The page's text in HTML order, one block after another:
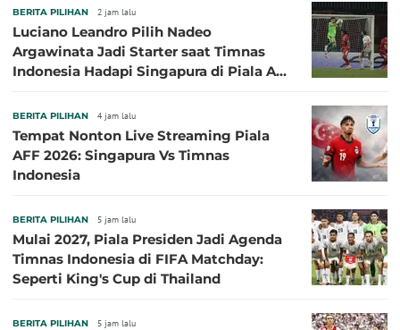
BERITA PILIHAN 2 jam lalu
Luciano Leandro Pilih Nadeo
Argawinata Jadi Starter saat Timnas
Indonesia Hadapi Singapura di Piala AFF
BERITA PILIHAN 4 jam lalu
Tempat Nonton Live Streaming Piala
AFF 2026: Singapura Vs Timnas
Indonesia
BERITA PILIHAN 5 jam lalu
Mulai 2027, Piala Presiden Jadi Agenda
Timnas Indonesia di FIFA Matchday:
Seperti King's Cup di Thailand
BERITA PILIHAN 5 jam lalu